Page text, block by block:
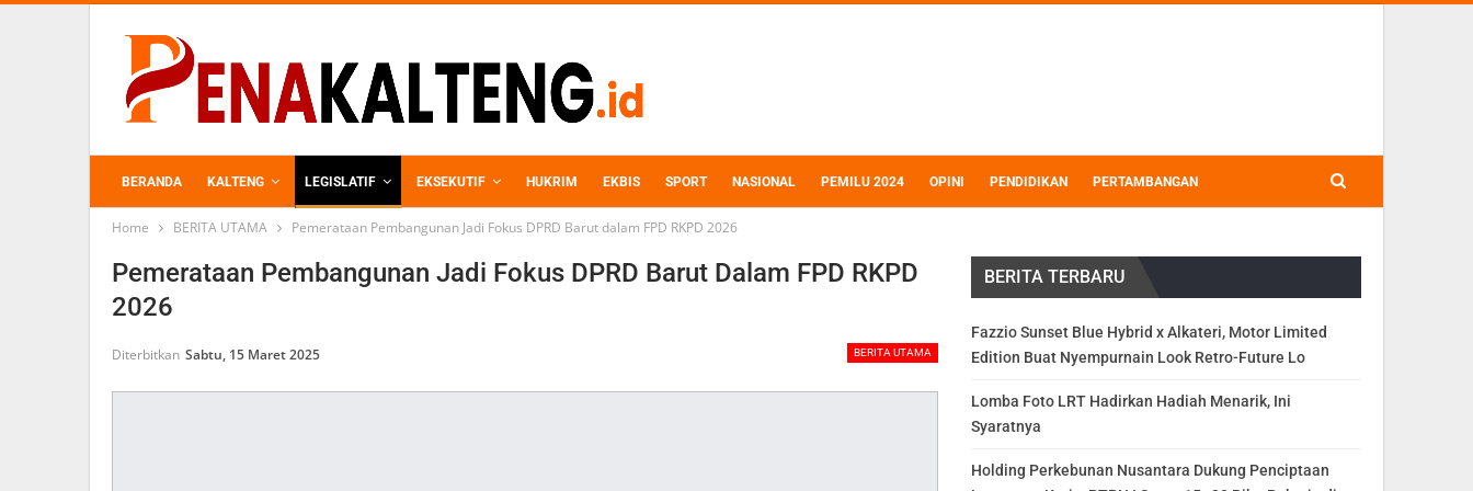
BERANDA KALTENG LEGISLATIF EKSEKUTIF HUKRIM EKBIS SPORT NASIONAL PEMILU 2024 OPINI PENDIDIKAN PERTAMBANGAN
PERKEBUNAN
Home BERITA UTAMA Pemerataan Pembangunan Jadi Fokus DPRD Barut dalam FPD RKPD 2026
Pemerataan Pembangunan Jadi Fokus DPRD Barut Dalam FPD RKPD
2026
BERITA UTAMA
Diterbitkan Sabtu, 15 Maret 2025
BERITA TERBARU
Fazzio Sunset Blue Hybrid x Alkateri, Motor Limited
Edition Buat Nyempurnain Look Retro-Future Lo
Lomba Foto LRT Hadirkan Hadiah Menarik, Ini
Syaratnya
Holding Perkebunan Nusantara Dukung Penciptaan